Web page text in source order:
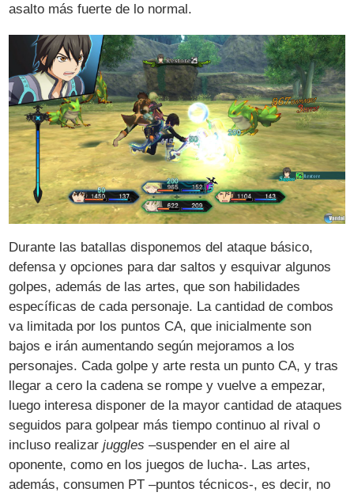
asalto más fuerte de lo normal.
Durante las batallas disponemos del ataque básico,
defensa y opciones para dar saltos y esquivar algunos
golpes, además de las artes, que son habilidades
específicas de cada personaje. La cantidad de combos
va limitada por los puntos CA, que inicialmente son
bajos e irán aumentando según mejoramos a los
personajes. Cada golpe y arte resta un punto CA, y tras
llegar a cero la cadena se rompe y vuelve a empezar,
luego interesa disponer de la mayor cantidad de ataques
seguidos para golpear más tiempo continuo al rival o
incluso realizarjuggles –suspender en el aire al
oponente, como en los juegos de lucha-. Las artes,
además, consumen PT –puntos técnicos-, es decir, no